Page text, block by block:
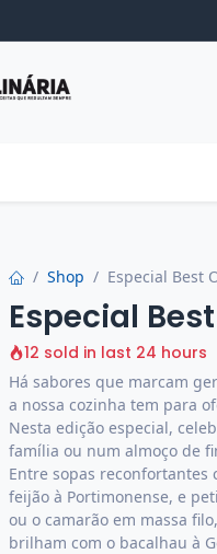
Shop Especial Best
Especial
12 sold in last 24 hours
Há sabores que marcam
a nossa cozinha tem para
Nesta edição especial,
família ou num almoço de
Entre sopas reconfortantes
feijão à Portimonense, e
ou o camarão em massa
brilham com o bacalhau à